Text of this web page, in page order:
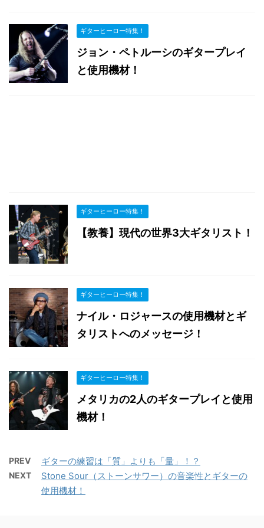
ギターヒーロー特集！
ジョン・ペトルーシのギタープレイ
と使用機材！
ギターヒーロー特集！
【教養】現代の世界3大ギタリスト！
ギターヒーロー特集！
ナイル・ロジャースの使用機材とギ
タリストへのメッセージ！
ギターヒーロー特集！
メタリカの2人のギタープレイと使用
機材！
PREV ギターの練習は「質」よりも「量」！？
NEXT
Stone Sour（ストーンサワー）の音楽性とギターの
使用機材！